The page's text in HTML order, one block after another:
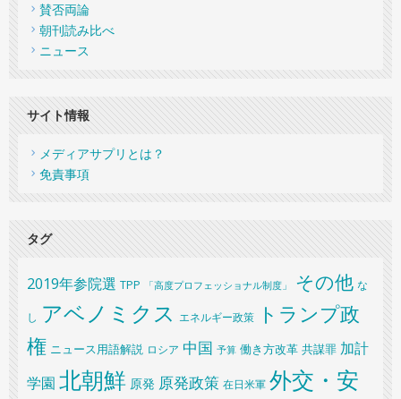
賛否両論
朝刊読み比べ
ニュース
サイト情報
メディアサプリとは？
免責事項
タグ
2019年参院選 TPP 「高度プロフェッショナル制度」 その他 な
し アベノミクス エネルギー政策
トランプ政
権 ニュース用語解説 ロシア 中国 予算 働き方改革 共謀罪 加計
学園 北朝鮮 原発 原発政策 在日米軍 外交・安